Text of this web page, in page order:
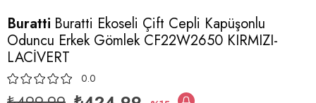
Buratti Buratti Ekoseli Çift Cepli Kapüşonlu
Oduncu Erkek Gömlek CF22W2650 KIRMIZI-
LACİVERT
0.0